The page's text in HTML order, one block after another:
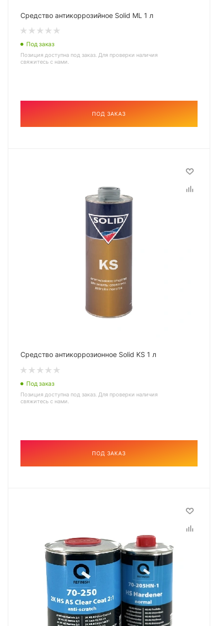
Средство антикоррозийное Solid ML 1 л
Под заказ
Позиция доступна под заказ. Для проверки наличия
свяжитесь с нами.
ПОД ЗАКАЗ
Средство антикоррозионное Solid KS 1 л
Под заказ
Позиция доступна под заказ. Для проверки наличия
свяжитесь с нами.
ПОД ЗАКАЗ